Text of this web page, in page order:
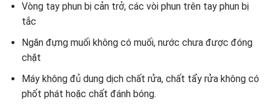
Vòng tay phun bị cản trở, các vòi phun trên tay phun bị
tắc
Ngăn đựng muối không có muối, nước chưa được đóng
chặt
Máy không đủ dung dịch chất rửa, chất tẩy rửa không có
phốt phát hoặc chất đánh bóng.